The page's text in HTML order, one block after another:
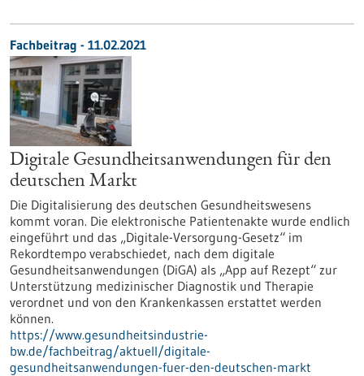
Fachbeitrag - 11.02.2021
Digitale Gesundheitsanwendungen für den
deutschen Markt
Die Digitalisierung des deutschen Gesundheitswesens
kommt voran. Die elektronische Patientenakte wurde endlich
eingeführt und das „Digitale-Versorgung-Gesetz“ im
Rekordtempo verabschiedet, nach dem digitale
Gesundheitsanwendungen (DiGA) als „App auf Rezept“ zur
Unterstützung medizinischer Diagnostik und Therapie
verordnet und von den Krankenkassen erstattet werden
können.
https://www.gesundheitsindustrie-
bw.de/fachbeitrag/aktuell/digitale-
gesundheitsanwendungen-fuer-den-deutschen-markt